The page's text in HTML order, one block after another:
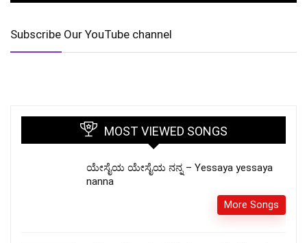
Subscribe Our YouTube channel
MOST VIEWED SONGS
ಯೇಸೈಯ ಯೇಸೈಯ ನನ್ನ – Yessaya yessaya
nanna
More Songs